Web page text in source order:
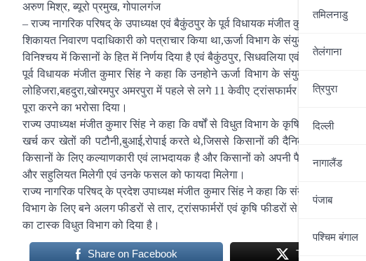
तमिलनाडु
तेलंगाना
त्रिपुरा
दिल्‍ली
नागालैंड
पंजाब
पश्चिम बंगाल
अरुण मिश्र, ब्यूरो प्रमुख, गोपालगंज
– राज्य नागरिक परिषद् के उपाध्यक्ष एवं बैकुंठपुर के पूर्व विधायक मंजीत कुमार सिंह ने
शिकायत निवारण पदाधिकारी को पत्राचार किया था,ऊर्जा विभाग के संयुक्त सचिव-
विनिश्चय में किसानों के हित में निर्णय दिया है एवं बैकुंठपुर, सिधवलिया एवं बरौली में कृषि
पूर्व विधायक मंजीत कुमार सिंह ने कहा कि उनहोने ऊर्जा विभाग के संयुक्त सचिव से
लोहिजरा,बहदुरा,खोरमपुर अमरपुरा में पहले से लगे 11 केवीए ट्रांसफार्मर की जगह 63
पूरा करने का भरोसा दिया।
राज्य उपाध्यक्ष मंजीत कुमार सिंह ने कहा कि वर्षों से विधुत विभाग के कृषि फीडरों से
खर्च कर खेतों की पटौनी,बुआई,रोपाई करते थे,जिससे किसानों की दैनिक हालत खराब
किसानों के लिए कल्याणकारी एवं लाभदायक है और किसानों को अपनी पैदावार के उपज
और सहुलियत मिलेगी एवं उनके फसल को फायदा मिलेगा।
राज्य नागरिक परिषद् के प्रदेश उपाध्यक्ष मंजीत कुमार सिंह ने कहा कि संयुक्त सचिव
विभाग के लिए बने अलग फीडरों से तार, ट्रांसफार्मरों एवं कृषि फीडरों से संबंधित
का टास्क विधुत विभाग को दिया है।
Share on Facebook Tweet